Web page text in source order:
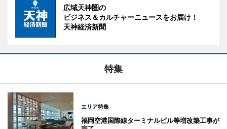
広域天神圏の
ビジネス＆カルチャーニュースをお届け！
天神経済新聞
特集
エリア特集
福岡空港国際線ターミナルビル等増改築工事が